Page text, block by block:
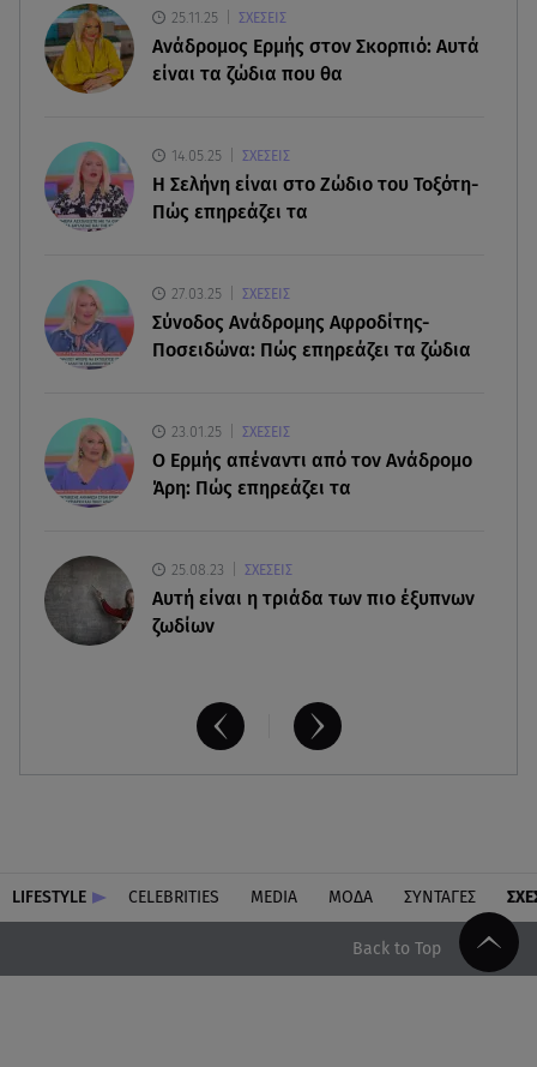
Λυκαβηττός: Σε 57χρονη γυναίκα ανήκει η σορός
που βρέθηκε σε σπηλιά
φορμάκι της κορούλας της!
08.08.26 , 14:25
08.08.26 , 14:00
Summer fling: Γιατί να πεις ναι σε έναν
καλοκαιρινό έρωτα
08.08.26 , 13:59
Αθηνά Οικονομάκου: Οι... hot αναρτήσεις της με
animal print μπικίνι!
25.11.25 ΣΧΕΣΕΙΣ
Ανάδρομος Ερμής στον Σκορπιό: Αυτά
είναι τα ζώδια που θα
14.05.25 ΣΧΕΣΕΙΣ
H Σελήνη είναι στο Ζώδιο του Τοξότη-
Πώς επηρεάζει τα
27.03.25 ΣΧΕΣΕΙΣ
Σύνοδος Ανάδρομης Αφροδίτης-
Ποσειδώνα: Πώς επηρεάζει τα ζώδια
23.01.25 ΣΧΕΣΕΙΣ
Ο Ερμής απέναντι από τον Ανάδρομο
Άρη: Πώς επηρεάζει τα
25.08.23 ΣΧΕΣΕΙΣ
Aυτή είναι η τριάδα των πιο έξυπνων
ζωδίων
LIFESTYLE CELEBRITIES MEDIA ΜΟΔΑ ΣΥΝΤΑΓΕΣ
Back to Top